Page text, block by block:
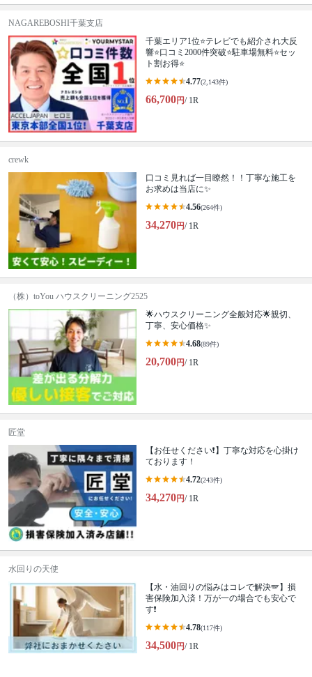
NAGAREBOSHI千葉支店
千葉エリア1位⭐テレビでも紹介され大反
響⭐️口コミ2000件突破⭐️駐車場無料⭐セッ
ト割お得⭐
4.77(2,143件)
66,700円/ 1R
crewk
口コミ見れば一目瞭然！！丁寧な施工を
お求めは当店に✨
4.56(264件)
34,270円/ 1R
（株）toYou ハウスクリーニング2525
🌟ハウスクリーニング全般対応🌟親切、
丁寧、安心価格✨
4.68(89件)
20,700円/ 1R
匠堂
【お任せください❗️】丁寧な対応を心掛け
ております！
4.72(243件)
34,270円/ 1R
水回りの天使
【水・油回りの悩みはコレで解決🪽】損
害保険加入済！万が一の場合でも安心で
す❗️
4.78(117件)
34,500円/ 1R